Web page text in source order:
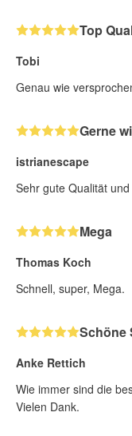
Top
Tobi
Genau wie
Gerne
istrianescape
Sehr gute Qualität
Mega
Thomas Koch
Schnell, super, Mega.
Schöne
Anke Rettich
Wie immer sind die
Vielen Dank.